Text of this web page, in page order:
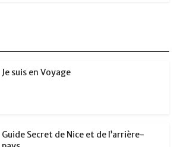
Je suis en Voyage
Guide Secret de Nice et de l’arrière-